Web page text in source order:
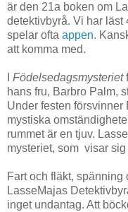
är den 21a boken om
detektivbyrå. Vi har läst
spelar ofta appen.
att komma med.
Födelsedagsmysteriet
hans fru, Barbro Palm,
Under festen
mystiska
rummet är en tjuv.
mysteriet, som visar
Fart och fläkt,
LasseMajas
inget undantag. Att